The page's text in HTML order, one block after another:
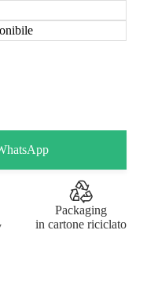
Packaging
in cartone riciclato